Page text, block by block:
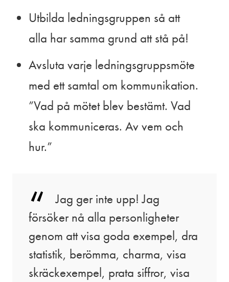
Utbilda ledningsgruppen så att
alla har samma grund att stå på!
Avsluta varje ledningsgruppsmöte
med ett samtal om kommunikation.
”Vad på mötet blev bestämt. Vad
ska kommuniceras. Av vem och
hur.”
Jag ger inte upp! Jag
försöker nå alla personligheter
genom att visa goda exempel, dra
statistik, berömma, charma, visa
skräckexempel, prata siffror, visa